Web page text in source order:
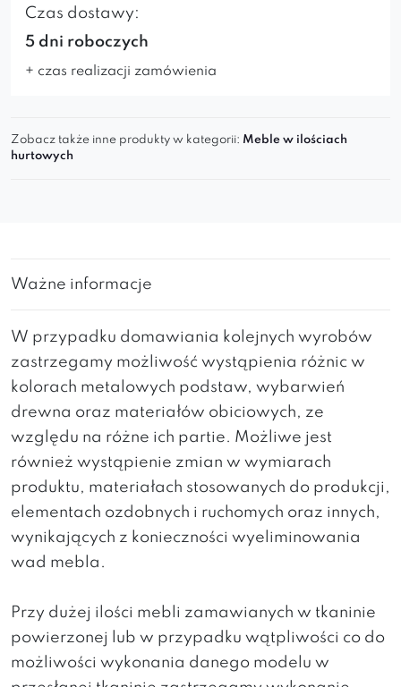
Czas dostawy:
5 dni roboczych
+ czas realizacji zamówienia
Zobacz także inne produkty w kategorii: Meble w ilościach
hurtowych
Ważne informacje
W przypadku domawiania kolejnych wyrobów
zastrzegamy możliwość wystąpienia różnic w
kolorach metalowych podstaw, wybarwień
drewna oraz materiałów obiciowych, ze
względu na różne ich partie. Możliwe jest
również wystąpienie zmian w wymiarach
produktu, materiałach stosowanych do produkcji,
elementach ozdobnych i ruchomych oraz innych,
wynikających z konieczności wyeliminowania
wad mebla.
Przy dużej ilości mebli zamawianych w tkaninie
powierzonej lub w przypadku wątpliwości co do
możliwości wykonania danego modelu w